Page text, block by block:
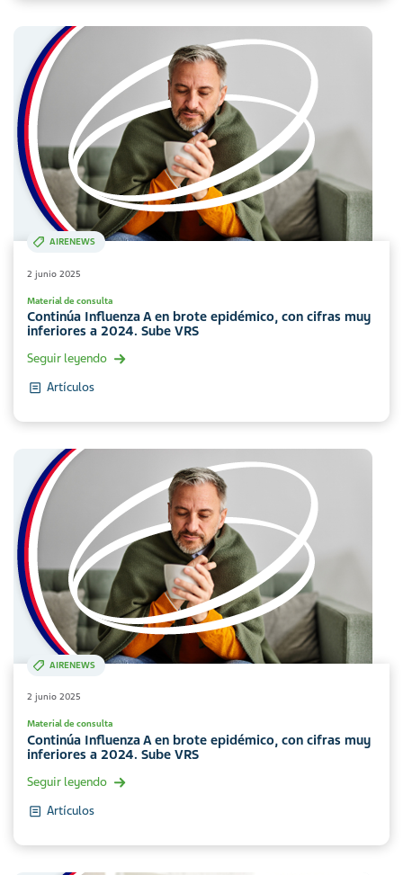
AIRENEWS
2 junio 2025
Material de consulta
Continúa Influenza A en brote epidémico, con cifras muy
inferiores a 2024. Sube VRS
Seguir leyendo
Artículos
AIRENEWS
2 junio 2025
Material de consulta
Continúa Influenza A en brote epidémico, con cifras muy
inferiores a 2024. Sube VRS
Seguir leyendo
Artículos